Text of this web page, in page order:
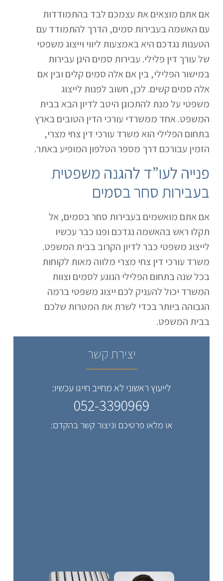
אם אתם מוצאים את עצמכם לבד בהתמודדות
עם האשמה בעבירות סמים, הדרך להתמודד עם
הטענות נגדכם היא באמצעות ליווי וייצוג משפטי
של עורך דין פלילי. עבירות סמים הינן עבירות
במישור הפלילי, בין אם אלה סמים קלים ובין אם
אלה סמים קשים. לכן, חשוב לפנות לייצוג
משפטי על מנת להתכונן היטב לדיון הבא בבית
המשפט. אחד ממשרדי עורכי הדין הטובים בארץ
בתחום הפלילי הוא משרד עורכי דין צחי מצרי,
הזמין עבורכם דרך מספר הטלפון המופיע באתר.
פנייה לעו”ד להגנה משפטית
בעבירות סחר בסמים
אם אתם מואשמים בעבירות סחר בסמים, אל
תקלו ראש בהאשמה נגדכם ופנו כבר עכשיו
לייצוג משפטי כבר לדיון הקרוב בבית המשפט.
משרד עורכי דין צחי מצרי מלווה מאות לקוחות
בכל שנה בתחום הפלילי הנוגע לסמים וצוות
המשרד יכול להעניק לכם ייצוג משפטי ברמה
הגבוהה ביותר בכדי לשרת את המטרות שלכם
בבית המשפט.
יצירת קשר
לייעוץ ראשוני לא מחייב חייגו עכשיו:
052-3390969
או מלאו פרטיכם וניצור קשר בהקדם: